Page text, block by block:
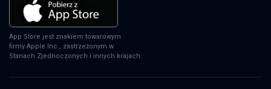
App Store jest znakiem towarowym
firmy Apple Inc., zastrzeżonym w
Stanach Zjednoczonych i innych krajach.